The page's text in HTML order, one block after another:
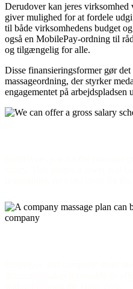
Derudover kan jeres
giver mulighed for at fordele
til både virksomhedens budget
også en MobilePay-ordning til
og tilgængelig for alle.
Disse finansieringsformer gør det
massageordning, der styrker
engagementet på